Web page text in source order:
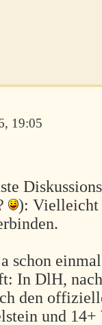
19:05
): Vielleicht
schon
In DlH,
den
und 14+